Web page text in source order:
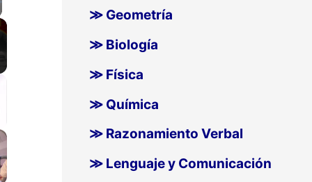
≫ Geometría
≫ Biología
≫ Física
≫ Química
≫ Razonamiento Verbal
≫ Lenguaje y Comunicación